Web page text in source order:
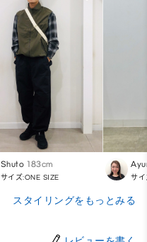
Shuto 183cm
サイズ:ONE SIZE サ
スタイリングをもっとみる